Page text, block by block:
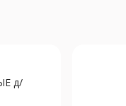
д/